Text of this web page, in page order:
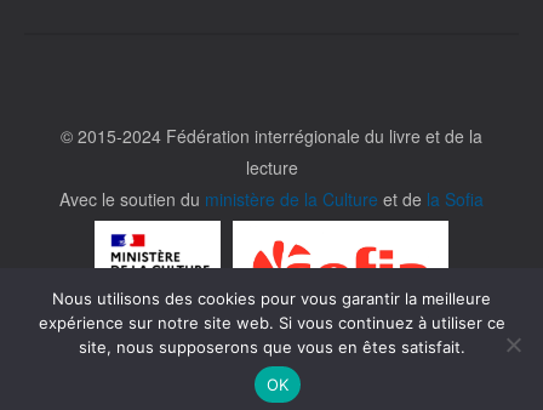
© 2015-2024 Fédération interrégionale du livre et de la
lecture
Avec le soutien du ministère de la Culture et de la Sofia
Nous utilisons des cookies pour vous garantir la meilleure
expérience sur notre site web. Si vous continuez à utiliser ce
site, nous supposerons que vous en êtes satisfait.
OK